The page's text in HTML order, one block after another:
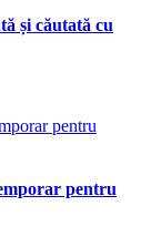
și căutată cu
pentru